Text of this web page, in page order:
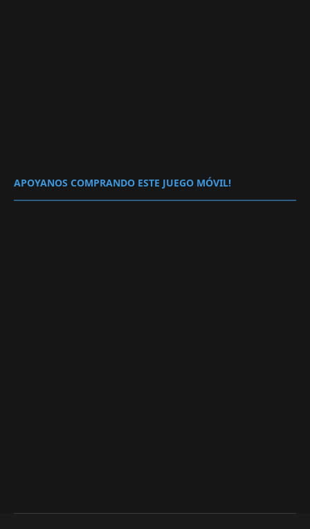
APOYANOS COMPRANDO ESTE JUEGO MÓVIL!